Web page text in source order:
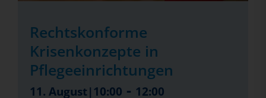
Rechtskonforme
Krisenkonzepte in
Pflegeeinrichtungen
11. August|10:00 - 12:00